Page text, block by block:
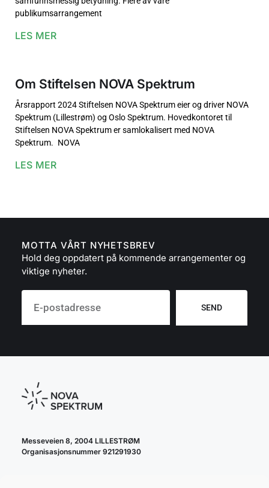
publikumsarrangement
LES MER
Om Stiftelsen NOVA Spektrum
Årsrapport 2024 Stiftelsen NOVA Spektrum eier og driver NOVA
Spektrum (Lillestrøm) og Oslo Spektrum. Hovedkontoret til
Stiftelsen NOVA Spektrum er samlokalisert med NOVA
Spektrum. NOVA
LES MER
MOTTA VÅRT NYHETSBREV
Hold deg oppdatert på kommende arrangementer og
viktige nyheter.
SEND
Messeveien 8, 2004 LILLESTRØM
Organisasjonsnummer 921291930